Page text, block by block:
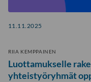
11.11.2025
RIIA KEMPPAINEN
Luottamukselle
yhteistyöryhmät